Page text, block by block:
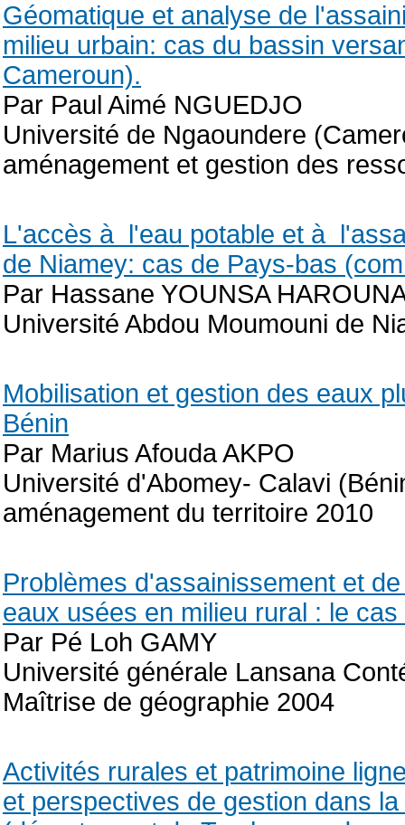
Géomatique et analyse de
milieu urbain: cas du bassin
Cameroun).
Par Paul Aimé NGUEDJO
Université de Ngaoundere
aménagement et gestion des
L'accès à l'eau potable et à
de Niamey: cas de Pays-bas
Par Hassane YOUNSA
Université Abdou Moumouni de
Mobilisation et gestion des eaux
Bénin
Par Marius Afouda AKPO
Université d'Abomey- Calavi
aménagement du territoire 2010
Problèmes d'assainissement et
eaux usées en milieu rural : le
Par Pé Loh GAMY
Université générale Lansana
Maîtrise de géographie 2004
Activités rurales et patrimoine
et perspectives de gestion dans